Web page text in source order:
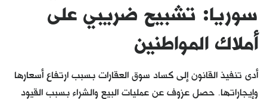
دفاتر
سوريا: تشبيح ضريبي على
أملاك المواطنين
أدى تنفيذ القانون إلى كساد سوق العقارات بسبب ارتفاع أسعارها
وإيجاراتها. حصل عزوف عن عمليات البيع والشراء بسبب القيود